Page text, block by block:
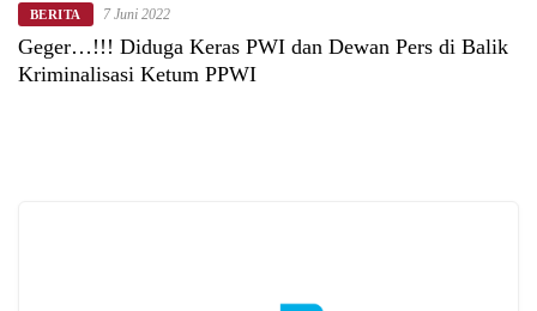
BERITA 7 Juni 2022
Geger…!!! Diduga Keras PWI dan Dewan Pers di Balik
Kriminalisasi Ketum PPWI